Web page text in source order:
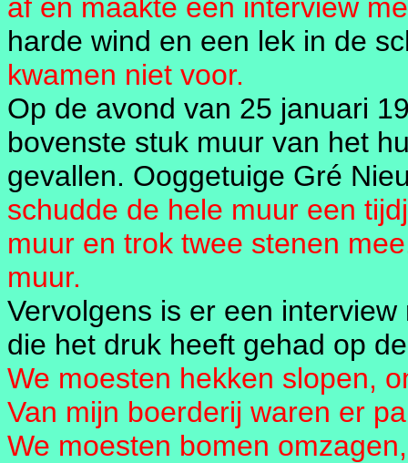
af en maakte een interview
harde wind en een lek in de
kwamen niet voor.
Op de avond van 25 januari
bovenste stuk muur van het
gevallen. Ooggetuige Gré
schudde de hele muur een
muur en trok twee stenen
muur.
Vervolgens is er een
die het druk heeft gehad op
We moesten hekken slopen,
Van mijn boerderij waren er
We moesten bomen